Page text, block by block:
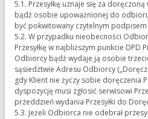
5.1. Przesyłkę uznaje się za
bądź osobie upoważnionej do
być pokwitowany czytelnym
5.2. W przypadku nieobecności
Przesyłkę w najbliższym punkcie DPD
Odbiorcy bądź wydaje ją osobie
sąsiedztwie Adresu Odbiorcy
gdy Klient nie życzy sobie doręczenia
dyspozycję musi zgłosić serwisowi
przeddzień wydania Przesyłki do
5.3. Jeżeli Odbiorca nie odebrał